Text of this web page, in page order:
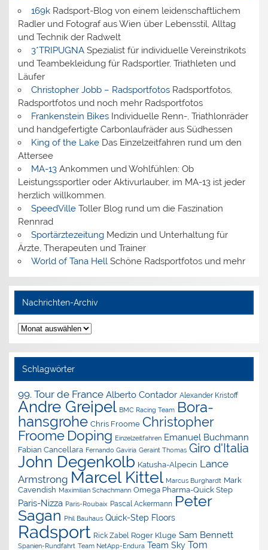
169kRadsport-Blog von einem leidenschaftlichem
Radler und Fotograf aus Wien über Lebensstil, Alltag
und Technik der Radwelt
3*TRIPUGNASpezialist für individuelle Vereinstrikots
und Teambekleidung für Radsportler, Triathleten und
Läufer
Christopher Jobb – RadsportfotosRadsportfotos,
Radsportfotos und noch mehr Radsportfotos
Frankenstein BikesIndividuelle Renn-, Triathlonräder
und handgefertigte Carbonlaufräder aus Südhessen
King of the LakeDas Einzelzeitfahren rund um den
Attersee
MA-13Ankommen und Wohlfühlen: Ob
Leistungssportler oder Aktivurlauber, im MA-13 ist jeder
herzlich willkommen.
SpeedVilleToller Blog rund um die Faszination
Rennrad
SportärztezeitungMedizin und Unterhaltung für
Ärzte, Therapeuten und Trainer
World of Tana HellSchöne Radsportfotos und mehr
Nachrichten-Archiv
Nachrichten-
Archiv
Schlagwörter
99. Tour de France Alberto Contador Alexander Kristoff
Andre Greipel BMC Racing Team Bora-
hansgrohe Chris Froome Christopher
Froome Doping Einzelzeitfahren Emanuel Buchmann
Fabian Cancellara Fernando Gaviria Geraint Thomas Giro d'Italia
John Degenkolb Katusha-Alpecin Lance
Armstrong Marcel Kittel Marcus Burghardt Mark
Cavendish Maximilian Schachmann Omega Pharma-Quick Step
Paris-Nizza Paris-Roubaix Pascal Ackermann Peter
Sagan Phil Bauhaus Quick-Step Floors
Radsport Rick Zabel Roger Kluge Sam Bennett
Spanien-Rundfahrt Team NetApp-Endura Team Sky Tom